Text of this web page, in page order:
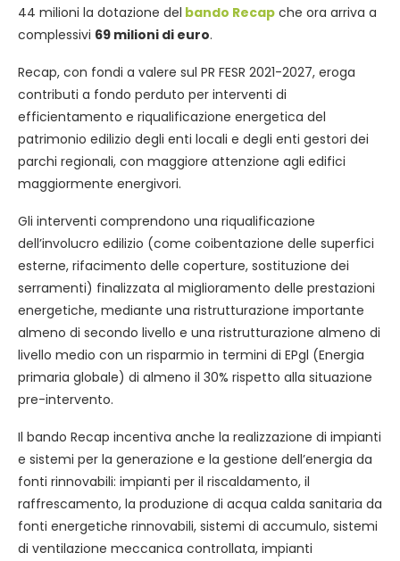
44 milioni la dotazione del bando Recap che ora arriva a
complessivi 69 milioni di euro.
Recap, con fondi a valere sul PR FESR 2021-2027, eroga
contributi a fondo perduto per interventi di
efficientamento e riqualificazione energetica del
patrimonio edilizio degli enti locali e degli enti gestori dei
parchi regionali, con maggiore attenzione agli edifici
maggiormente energivori.
Gli interventi comprendono una riqualificazione
dell’involucro edilizio (come coibentazione delle superfici
esterne, rifacimento delle coperture, sostituzione dei
serramenti) finalizzata al miglioramento delle prestazioni
energetiche, mediante una ristrutturazione importante
almeno di secondo livello e una ristrutturazione almeno di
livello medio con un risparmio in termini di EPgl (Energia
primaria globale) di almeno il 30% rispetto alla situazione
pre-intervento.
Il bando Recap incentiva anche la realizzazione di impianti
e sistemi per la generazione e la gestione dell’energia da
fonti rinnovabili: impianti per il riscaldamento, il
raffrescamento, la produzione di acqua calda sanitaria da
fonti energetiche rinnovabili, sistemi di accumulo, sistemi
di ventilazione meccanica controllata, impianti